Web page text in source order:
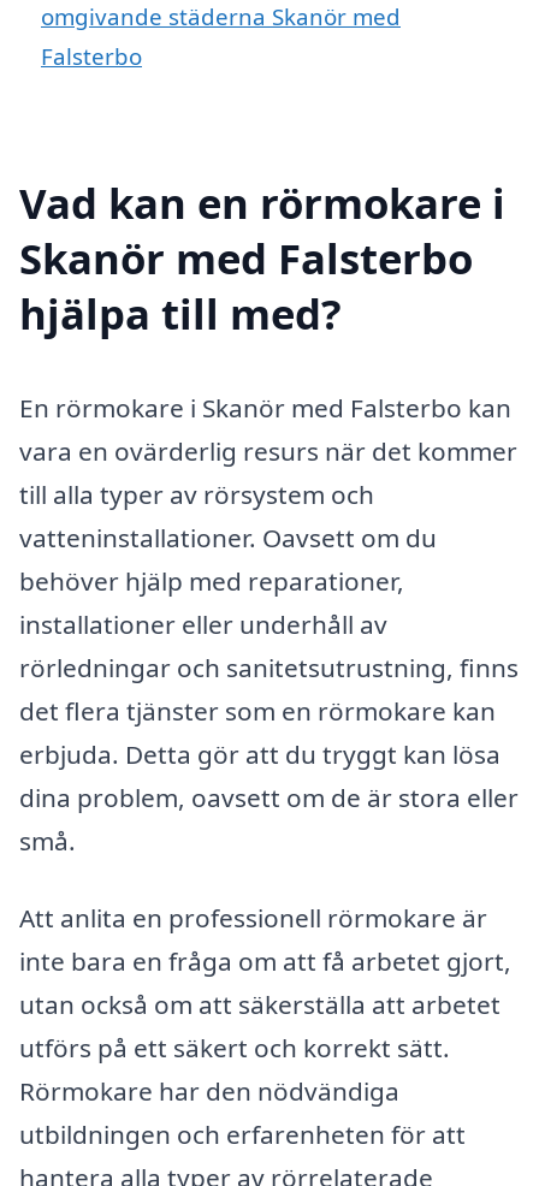
omgivande städerna Skanör med
Falsterbo
Vad kan en rörmokare i
Skanör med Falsterbo
hjälpa till med?
En rörmokare i Skanör med Falsterbo kan
vara en ovärderlig resurs när det kommer
till alla typer av rörsystem och
vatteninstallationer. Oavsett om du
behöver hjälp med reparationer,
installationer eller underhåll av
rörledningar och sanitetsutrustning, finns
det flera tjänster som en rörmokare kan
erbjuda. Detta gör att du tryggt kan lösa
dina problem, oavsett om de är stora eller
små.
Att anlita en professionell rörmokare är
inte bara en fråga om att få arbetet gjort,
utan också om att säkerställa att arbetet
utförs på ett säkert och korrekt sätt.
Rörmokare har den nödvändiga
utbildningen och erfarenheten för att
hantera alla typer av rörrelaterade